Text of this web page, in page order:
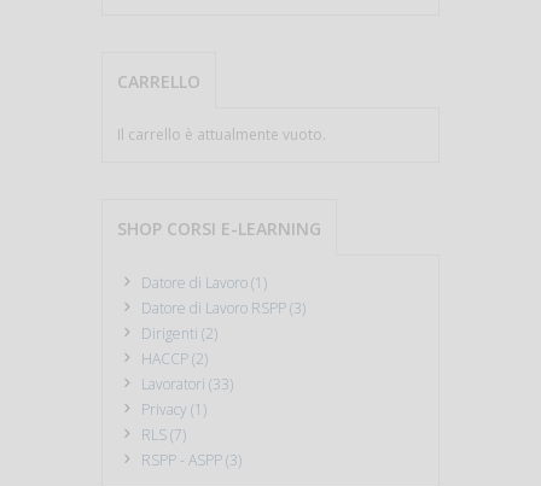
CARRELLO
Il carrello è attualmente vuoto.
SHOP CORSI E-LEARNING
Datore di Lavoro (1)
Datore di Lavoro RSPP (3)
Dirigenti (2)
HACCP (2)
Lavoratori (33)
Privacy (1)
RLS (7)
RSPP - ASPP (3)